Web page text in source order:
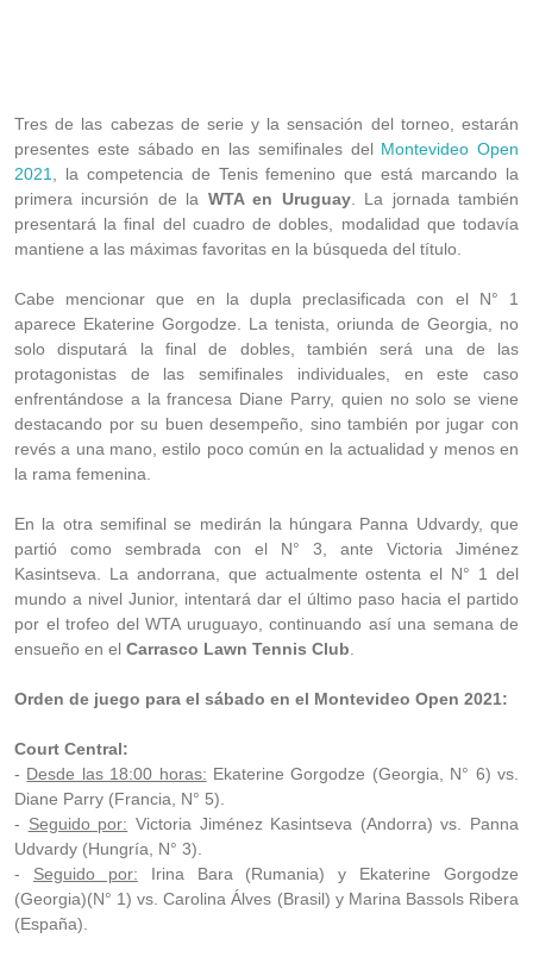
Tres de las cabezas de serie y la sensación del torneo, estarán
presentes este sábado en las semifinales del Montevideo Open
2021
, la competencia de Tenis femenino que está marcando la
primera incursión de la WTA en Uruguay. La jornada también
presentará la final del cuadro de dobles, modalidad que todavía
mantiene a las máximas favoritas en la búsqueda del título.
Cabe mencionar que en la dupla preclasificada con el N° 1
aparece Ekaterine Gorgodze. La tenista, oriunda de Georgia, no
solo disputará la final de dobles, también será una de las
protagonistas de las semifinales individuales, en este caso
enfrentándose a la francesa Diane Parry, quien no solo se viene
destacando por su buen desempeño, sino también por jugar con
revés a una mano, estilo poco común en la actualidad y menos en
la rama femenina.
En la otra semifinal se medirán la húngara Panna Udvardy, que
partió como sembrada con el N° 3, ante Victoria Jiménez
Kasintseva. La andorrana, que actualmente ostenta el N° 1 del
mundo a nivel Junior, intentará dar el último paso hacia el partido
por el trofeo del WTA uruguayo, continuando así una semana de
ensueño en el Carrasco Lawn Tennis Club
Orden de juego para el sábado en el Montevideo Open 2021:
Court Central:
- Desde las 18:00 horas: Ekaterine Gorgodze (Georgia, N° 6) vs.
Diane Parry (Francia, N° 5).
- Seguido por: Victoria Jiménez Kasintseva (Andorra) vs. Panna
Udvardy (Hungría, N° 3).
- Seguido por: Irina Bara (Rumania) y Ekaterine Gorgodze
(Georgia)(N° 1) vs. Carolina Álves (Brasil) y Marina Bassols Ribera
(España).